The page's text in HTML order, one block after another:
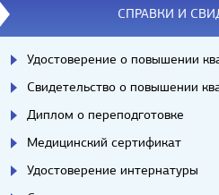
СПРАВКИ И
Удостоверение о повышении
Свидетельство о повышении
Диплом о переподготовке
Медицинский сертификат
Удостоверение интернатуры